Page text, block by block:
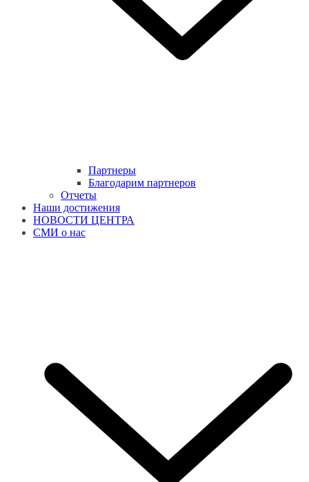
Партнеры
Благодарим партнеров
Отчеты
Наши достижения
НОВОСТИ ЦЕНТРА
СМИ о нас